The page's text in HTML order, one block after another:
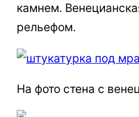
камнем.
рельефом.
На фото стена с